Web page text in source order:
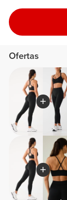
Ofertas